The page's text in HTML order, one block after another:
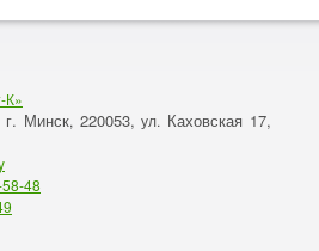
К»
г. Минск, 220053, ул. Каховская 17,
48